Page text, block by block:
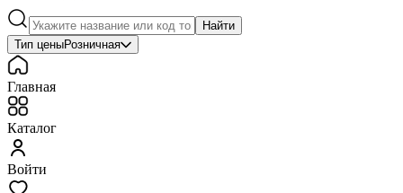
Найти
Тип ценыРозничная
Главная
Каталог
Войти